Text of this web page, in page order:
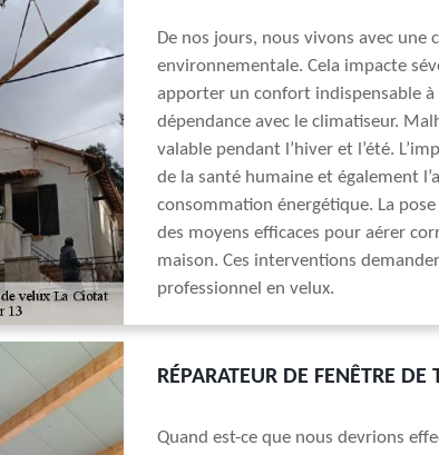
De nos jours, nous vivons avec
environnementale. Cela impacte
apporter un confort indispensable à
dépendance avec le climatiseur.
valable pendant l’hiver et l’été.
de la santé humaine et également
consommation énergétique. La
des moyens efficaces pour aérer
maison. Ces interventions
professionnel en velux.
RÉPARATEUR DE FENÊTRE DE
Quand est-ce que nous devrions